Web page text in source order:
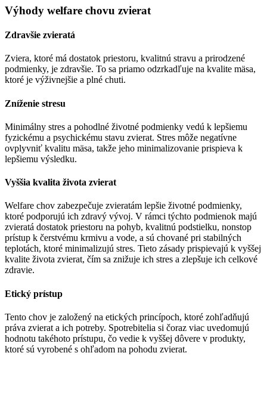
Výhody welfare chovu zvierat
Zdravšie zvieratá
Zviera, ktoré má dostatok priestoru, kvalitnú stravu a prirodzené
podmienky, je zdravšie. To sa priamo odzrkadľuje na kvalite mäsa,
ktoré je výživnejšie a plné chuti.
Zníženie stresu
Minimálny stres a pohodlné životné podmienky vedú k lepšiemu
fyzickému a psychickému stavu zvierat. Stres môže negatívne
ovplyvniť kvalitu mäsa, takže jeho minimalizovanie prispieva k
lepšiemu výsledku.
Vyššia kvalita života zvierat
Welfare chov zabezpečuje zvieratám lepšie životné podmienky,
ktoré podporujú ich zdravý vývoj. V rámci týchto podmienok majú
zvieratá dostatok priestoru na pohyb, kvalitnú podstielku, nonstop
prístup k čerstvému krmivu a vode, a sú chované pri stabilných
teplotách, ktoré minimalizujú stres. Tieto zásady prispievajú k vyššej
kvalite života zvierat, čím sa znižuje ich stres a zlepšuje ich celkové
zdravie.
Etický prístup
Tento chov je založený na etických princípoch, ktoré zohľadňujú
práva zvierat a ich potreby. Spotrebitelia si čoraz viac uvedomujú
hodnotu takéhoto prístupu, čo vedie k vyššej dôvere v produkty,
ktoré sú vyrobené s ohľadom na pohodu zvierat.